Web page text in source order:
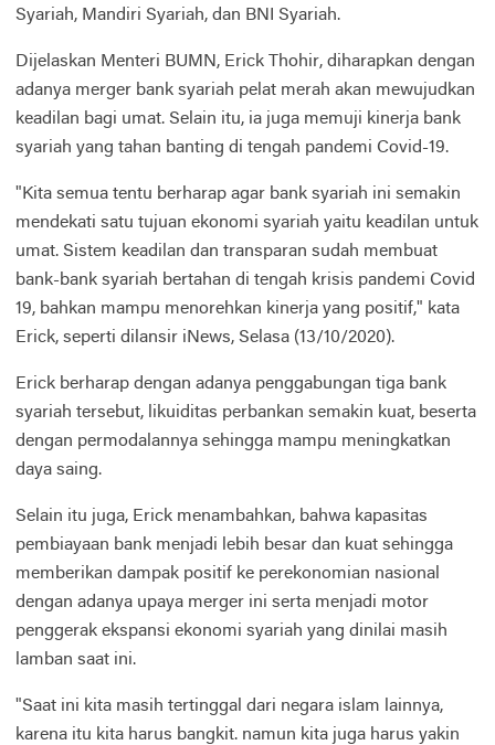
Syariah, Mandiri Syariah, dan BNI Syariah.
Dijelaskan Menteri BUMN, Erick Thohir, diharapkan dengan
adanya merger bank syariah pelat merah akan mewujudkan
keadilan bagi umat. Selain itu, ia juga memuji kinerja bank
syariah yang tahan banting di tengah pandemi Covid-19.
"Kita semua tentu berharap agar bank syariah ini semakin
mendekati satu tujuan ekonomi syariah yaitu keadilan untuk
umat. Sistem keadilan dan transparan sudah membuat
bank-bank syariah bertahan di tengah krisis pandemi Covid
19, bahkan mampu menorehkan kinerja yang positif," kata
Erick, seperti dilansir iNews, Selasa (13/10/2020).
Erick berharap dengan adanya penggabungan tiga bank
syariah tersebut, likuiditas perbankan semakin kuat, beserta
dengan permodalannya sehingga mampu meningkatkan
daya saing.
Selain itu juga, Erick menambahkan, bahwa kapasitas
pembiayaan bank menjadi lebih besar dan kuat sehingga
memberikan dampak positif ke perekonomian nasional
dengan adanya upaya merger ini serta menjadi motor
penggerak ekspansi ekonomi syariah yang dinilai masih
lamban saat ini.
"Saat ini kita masih tertinggal dari negara islam lainnya,
karena itu kita harus bangkit. namun kita juga harus yakin